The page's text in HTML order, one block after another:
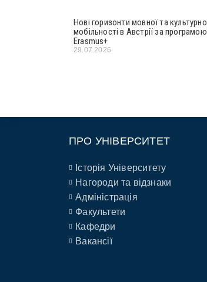
Нові горизонти мовної та
мобільності в Австрії за програмою
Erasmus+
29.07.2026
ПРО УНІВЕРСИТЕТ
Історія Університету
Нагороди та відзнаки
Адміністрація
Факультети
Кафедри
Вакансії